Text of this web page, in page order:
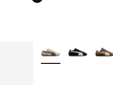
Weitere Farben